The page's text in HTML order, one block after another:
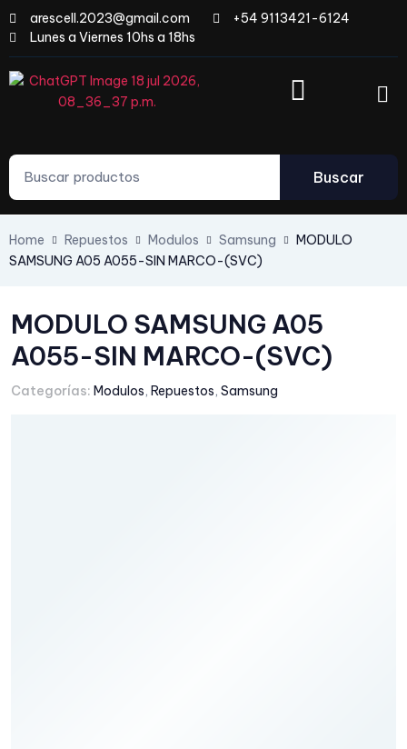
arescell.2023@gmail.com
+54 9113421-6124
Lunes a Viernes 10hs a 18hs
Buscar
Home Repuestos Modulos Samsung
MODULO
SAMSUNG A05 A055-SIN MARCO-(SVC)
MODULO SAMSUNG A05
A055-SIN MARCO-(SVC)
Categorías: Modulos, Repuestos, Samsung